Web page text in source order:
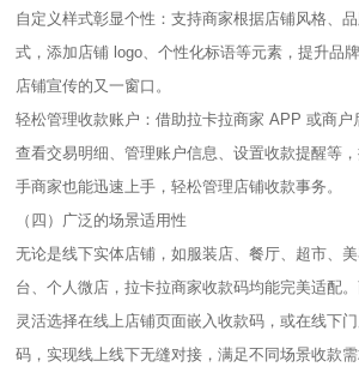
自定义样式彰显个性：支持商家根据店铺风格、
式，添加店铺 logo、个性化标语等元素，提升品
店铺宣传的又一窗口。​
轻松管理收款账户：借助拉卡拉商家 APP 或商户
查看交易明细、管理账户信息、设置收款提醒等
手商家也能迅速上手，轻松管理店铺收款事务。​
（四）广泛的场景适用性​
无论是线下实体店铺，如服装店、餐厅、超市、
台、个人微店，拉卡拉商家收款码均能完美适配
灵活选择在线上店铺页面嵌入收款码，或在线下
码，实现线上线下无缝对接，满足不同场景收款需